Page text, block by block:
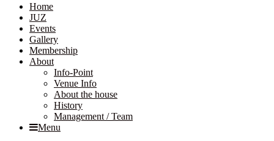
Home
JUZ
Events
Gallery
Membership
About
Info-Point
Venue Info
About the house
History
Management / Team
Menu